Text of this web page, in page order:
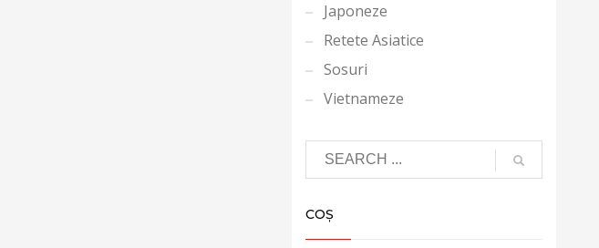
Japoneze
Retete Asiatice
Sosuri
Vietnameze
COȘ